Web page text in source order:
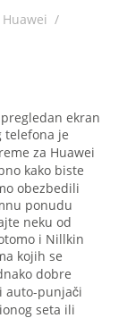
Huawei /
ekran
telefona je
za Huawei
kako biste
obezbedili
ponudu
neku od
i Nillkin
kojih se
dobre
auto-punjači
seta ili